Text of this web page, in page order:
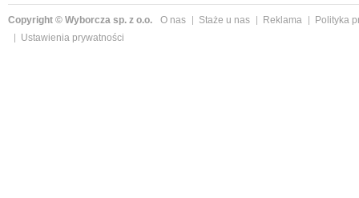
Copyright © Wyborcza sp. z o.o. O nas Staże u nas Reklama
Polityka
Ustawienia prywatności